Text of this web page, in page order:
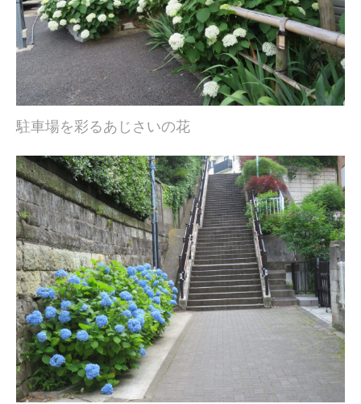
駐車場を彩るあじさいの花